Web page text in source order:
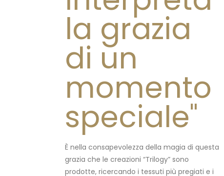
la grazia
di un
momento
speciale"
È nella consapevolezza della magia di questa
grazia che le creazioni “Trilogy” sono
prodotte, ricercando i tessuti più pregiati e i